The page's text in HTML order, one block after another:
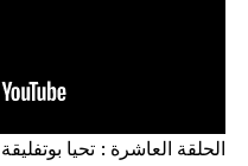
الحلقة العاشرة : تحيا